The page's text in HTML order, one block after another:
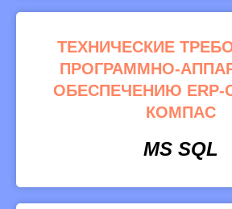
ТЕХНИЧЕСКИЕ
ПРОГРАММНО-
ОБЕСПЕЧЕНИЮ
КОМПАС
MS SQL